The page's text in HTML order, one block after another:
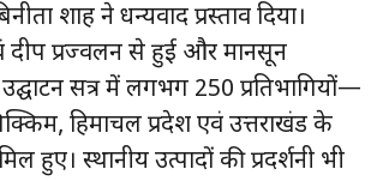
शाह ने धन्यवाद प्रस्ताव दिया।
दीप प्रज्वलन से हुई और मानसून
सत्र में लगभग 250 प्रतिभागियों—
हिमाचल प्रदेश एवं उत्तराखंड के
हुए। स्थानीय उत्पादों की प्रदर्शनी भी